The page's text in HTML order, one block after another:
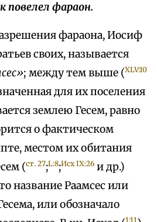
повелел фараон.
фараона, Иосиф
своих, называется
; между тем выше (XLV:10
для их поселения
землею Гесем, равно
о фактическом
местом их обитания
(ст. 27;L:8;Исх IX:26 и др.)
название Раамсес или
или обозначало
1:11